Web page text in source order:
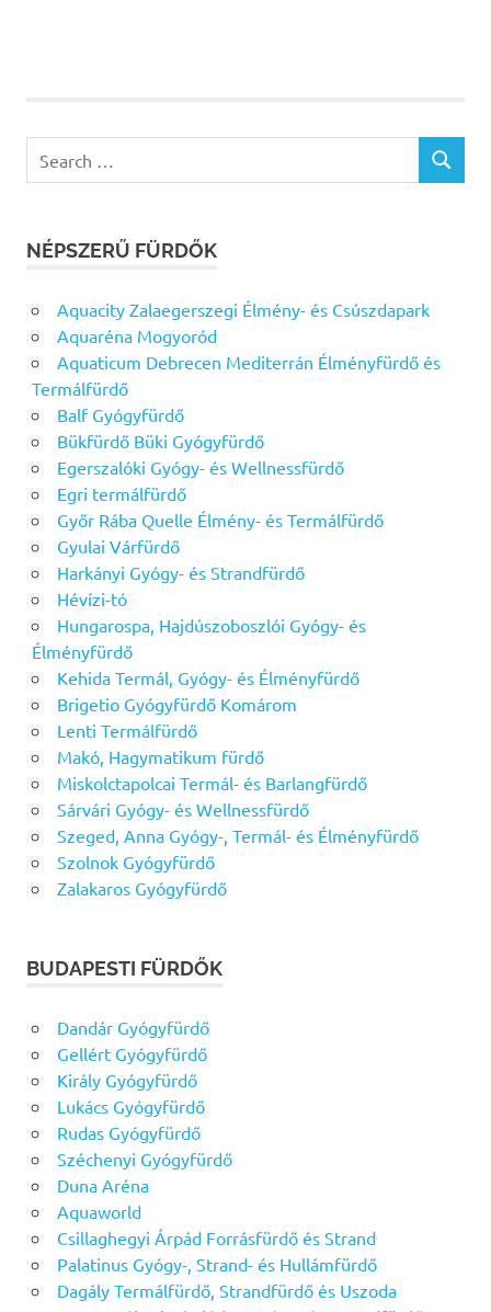
for:
SEARCH
NÉPSZERŰ FÜRDŐK
Aquacity Zalaegerszegi Élmény- és Csúszdapark
Aquaréna Mogyoród
Aquaticum Debrecen Mediterrán Élményfürdő és
Termálfürdő
Balf Gyógyfürdő
Bükfürdő Büki Gyógyfürdő
Egerszalóki Gyógy- és Wellnessfürdő
Egri termálfürdő
Győr Rába Quelle Élmény- és Termálfürdő
Gyulai Várfürdő
Harkányi Gyógy- és Strandfürdő
Hévízi-tó
Hungarospa, Hajdúszoboszlói Gyógy- és
Élményfürdő
Kehida Termál, Gyógy- és Élményfürdő
Brigetio Gyógyfürdő Komárom
Lenti Termálfürdő
Makó, Hagymatikum fürdő
Miskolctapolcai Termál- és Barlangfürdő
Sárvári Gyógy- és Wellnessfürdő
Szeged, Anna Gyógy-, Termál- és Élményfürdő
Szolnok Gyógyfürdő
Zalakaros Gyógyfürdő
BUDAPESTI FÜRDŐK
Dandár Gyógyfürdő
Gellért Gyógyfürdő
Király Gyógyfürdő
Lukács Gyógyfürdő
Rudas Gyógyfürdő
Széchenyi Gyógyfürdő
Duna Aréna
Aquaworld
Csillaghegyi Árpád Forrásfürdő és Strand
Palatinus Gyógy-, Strand- és Hullámfürdő
Dagály Termálfürdő, Strandfürdő és Uszoda